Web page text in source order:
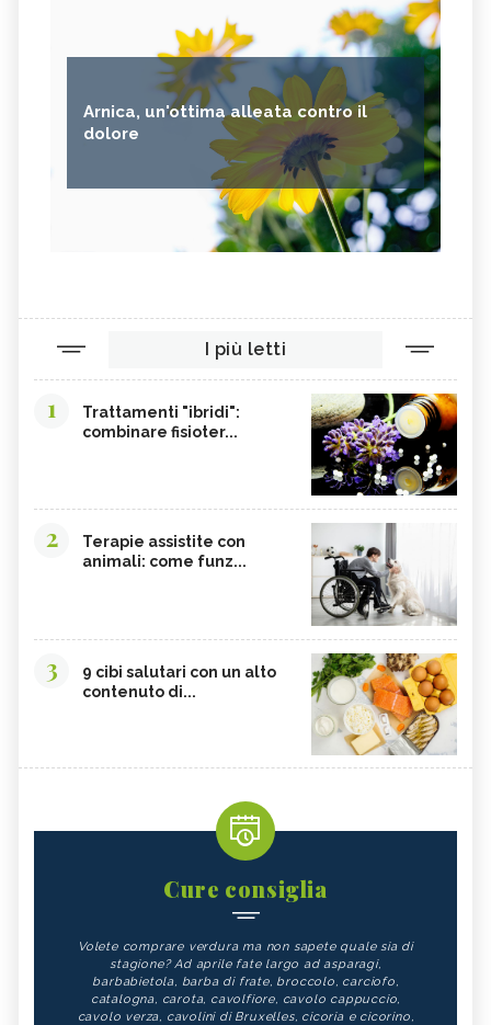
Arnica, un'ottima alleata contro il
dolore
I più letti
1
Trattamenti "ibridi":
combinare fisioter...
2
Terapie assistite con
animali: come funz...
3
9 cibi salutari con un alto
contenuto di...
Cure consiglia
Volete comprare verdura ma non sapete quale sia di
stagione? Ad aprile fate largo ad asparagi,
barbabietola, barba di frate, broccolo, carciofo,
catalogna, carota, cavolfiore, cavolo cappuccio,
cavolo verza, cavolini di Bruxelles, cicoria e cicorino,